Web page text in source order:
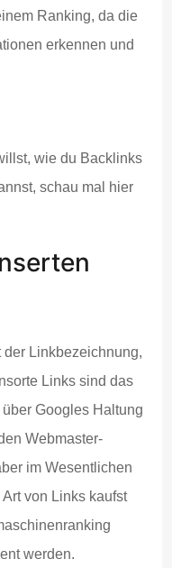
Ranking, da die
erkennen und
wie du Backlinks
schau mal hier
der Linkbezeichnung,
Links sind das
Googles Haltung
Webmaster-
im Wesentlichen
von Links kaufst
werden.